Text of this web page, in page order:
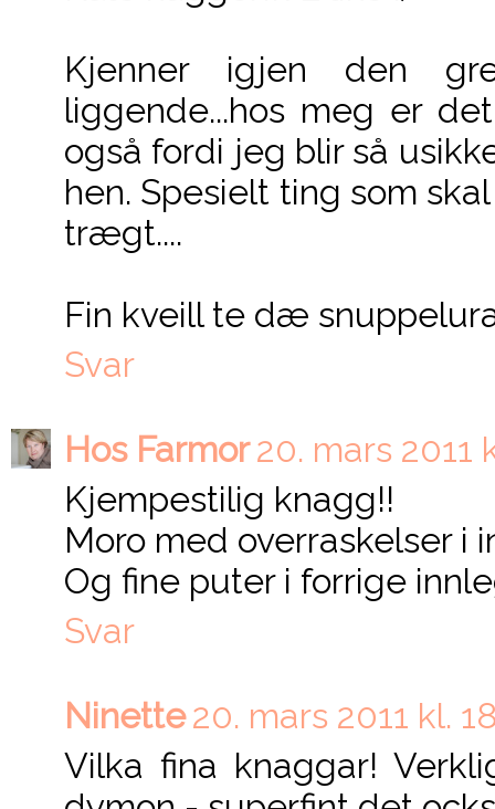
Kjenner igjen den
liggende...hos meg er
også fordi jeg blir så
hen. Spesielt ting som
trægt....
Fin kveill te dæ
Svar
Hos Farmor20. mars 2011
Kjempestilig knagg!!
Moro med overraskelser i
Og fine puter i forrige
Svar
Ninette20. mars 2011 kl.
Vilka fina knaggar!